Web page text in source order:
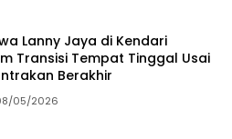
Lanny Jaya di Kendari
Transisi Tempat Tinggal Usai
Berakhir
05/2026